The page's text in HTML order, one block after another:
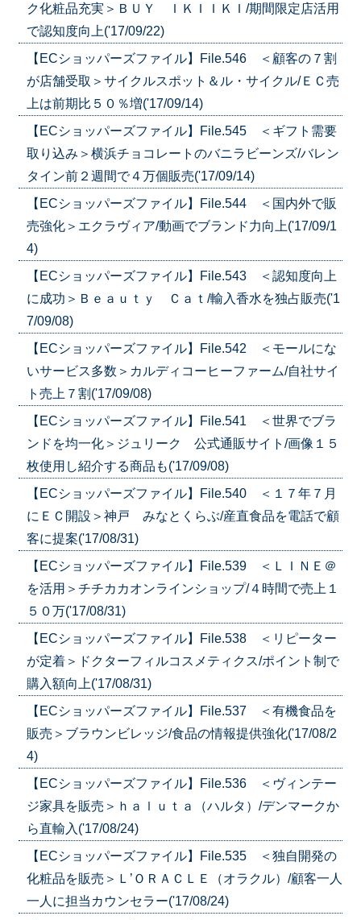
ク化粧品充実＞ＢＵＹ ＩＫＩＩＫＩ/期間限定店活用
で認知度向上('17/09/22)
【ECショッパーズファイル】File.546 ＜顧客の７割
が店舗受取＞サイクルスポット＆ル・サイクル/ＥＣ売
上は前期比５０％増('17/09/14)
【ECショッパーズファイル】File.545 ＜ギフト需要
取り込み＞横浜チョコレートのバニラビーンズ/バレン
タイン前２週間で４万個販売('17/09/14)
【ECショッパーズファイル】File.544 ＜国内外で販
売強化＞エクラヴィア/動画でブランド力向上('17/09/1
4)
【ECショッパーズファイル】File.543 ＜認知度向上
に成功＞Ｂｅａｕｔｙ Ｃａｔ/輸入香水を独占販売('1
7/09/08)
【ECショッパーズファイル】File.542 ＜モールにな
いサービス多数＞カルディコーヒーファーム/自社サイ
ト売上７割('17/09/08)
【ECショッパーズファイル】File.541 ＜世界でブラ
ンドを均一化＞ジュリーク 公式通販サイト/画像１５
枚使用し紹介する商品も('17/09/08)
【ECショッパーズファイル】File.540 ＜１７年７月
にＥＣ開設＞神戸 みなとくらぶ/産直食品を電話で顧
客に提案('17/08/31)
【ECショッパーズファイル】File.539 ＜ＬＩＮＥ＠
を活用＞チチカカオンラインショップ/４時間で売上１
５０万('17/08/31)
【ECショッパーズファイル】File.538 ＜リピーター
が定着＞ドクターフィルコスメティクス/ポイント制で
購入額向上('17/08/31)
【ECショッパーズファイル】File.537 ＜有機食品を
販売＞ブラウンビレッジ/食品の情報提供強化('17/08/2
4)
【ECショッパーズファイル】File.536 ＜ヴィンテー
ジ家具を販売＞ｈａｌｕｔａ（ハルタ）/デンマークか
ら直輸入('17/08/24)
【ECショッパーズファイル】File.535 ＜独自開発の
化粧品を販売＞Ｌ’ＯＲＡＣＬＥ（オラクル）/顧客一人
一人に担当カウンセラー('17/08/24)